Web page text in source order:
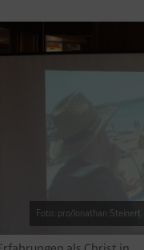
Foto: pro/Jonathan Steinert